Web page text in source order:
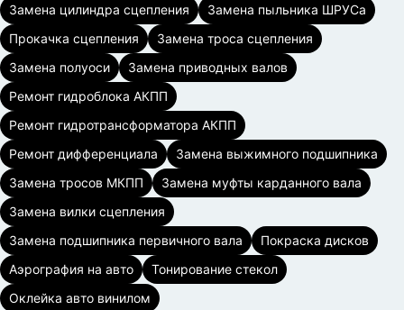
Замена цилиндра сцепления
Замена пыльника ШРУСа
Прокачка сцепления
Замена троса сцепления
Замена полуоси
Замена приводных валов
Ремонт гидроблока АКПП
Ремонт гидротрансформатора АКПП
Ремонт дифференциала
Замена выжимного подшипника
Замена тросов МКПП
Замена муфты карданного вала
Замена вилки сцепления
Замена подшипника первичного вала
Покраска дисков
Аэрография на авто
Тонирование стекол
Оклейка авто винилом